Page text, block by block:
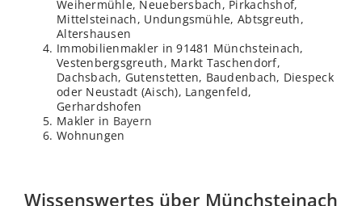
Weihermühle, Neuebersbach, Pirkachshof,
Mittelsteinach, Undungsmühle, Abtsgreuth,
Altershausen
Immobilienmakler in 91481 Münchsteinach,
Vestenbergsgreuth, Markt Taschendorf,
Dachsbach, Gutenstetten, Baudenbach, Diespeck
oder Neustadt (Aisch), Langenfeld,
Gerhardshofen
Makler in Bayern
Wohnungen
Wissenswertes über Münchsteinach